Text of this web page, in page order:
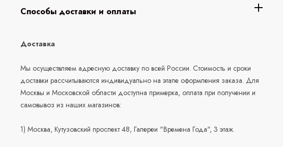
Способы доставки и оплаты
Доставка
Мы осуществляем адресную доставку по всей России. Стоимость и сроки
доставки рассчитываются индивидуально на этапе оформления заказа. Для
Москвы и Московской области доступна примерка, оплата при получении и
самовывоз из наших магазинов:
1) Москва, Кутузовский проспект 48, Галереи "Времена Года", 3 этаж.